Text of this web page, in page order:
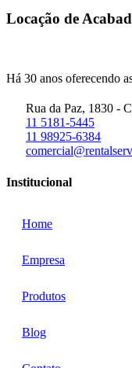
Locação de
Há 30 anos oferecendo
Rua da Paz, 1830 -
11 5181-5445
11 98925-6384
Institucional
Home
Empresa
Produtos
Blog